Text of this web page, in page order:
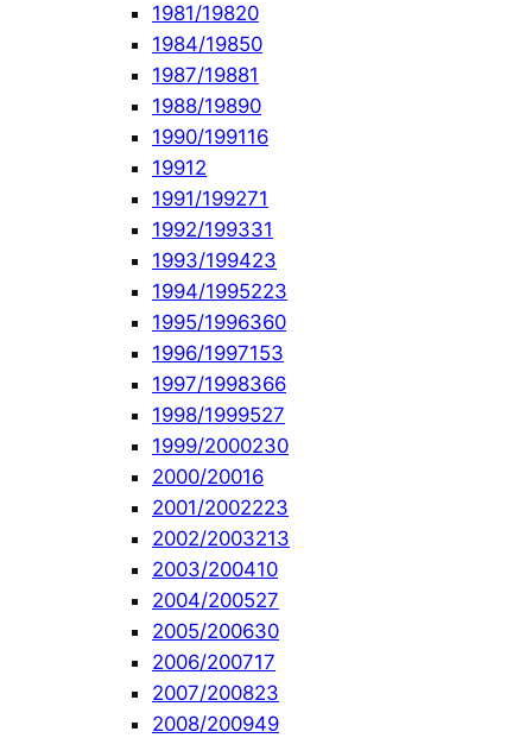
1981/19820
1984/19850
1987/19881
1988/19890
1990/199116
19912
1991/199271
1992/199331
1993/199423
1994/1995223
1995/1996360
1996/1997153
1997/1998366
1998/1999527
1999/2000230
2000/20016
2001/2002223
2002/2003213
2003/200410
2004/200527
2005/200630
2006/200717
2007/200823
2008/200949